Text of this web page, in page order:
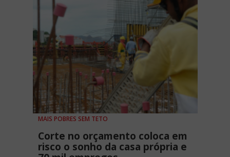
MAIS POBRES SEM TETO
Corte no orçamento coloca em
risco o sonho da casa própria e